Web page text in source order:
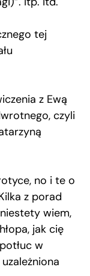
tej
z Ewą
czyli
no i te o
z porad
wiem,
jak cię
w